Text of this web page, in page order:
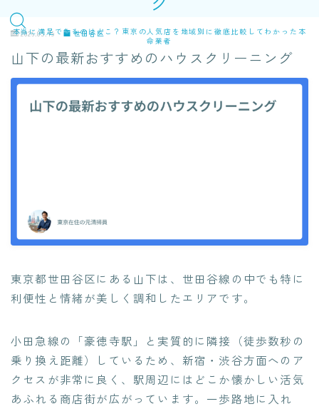
本当に満足できるのはどこ？東京の人気店を地域別に徹底比較してわかった本
命業者
2026.05.19 世田谷区
山下の最新おすすめのハウスクリーニング
東京都世田谷区にある山下は、世田谷線の中でも特に
利便性と情緒が美しく調和したエリアです。
小田急線の「豪徳寺駅」と実質的に隣接（徒歩数秒の
乗り換え距離）しているため、新宿・渋谷方面へのア
クセスが非常に良く、駅周辺にはどこか懐かしい活気
あふれる商店街が広がっています。一歩路地に入れ